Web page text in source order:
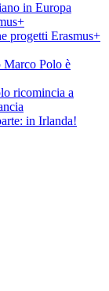
in Europa
progetti Erasmus+
Polo è
ricomincia a
in Irlanda!